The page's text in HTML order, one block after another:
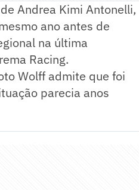
Andrea Kimi Antonelli,
ano antes de
na última
Racing.
Wolff admite que foi
parecia anos